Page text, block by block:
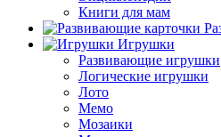
Книги для мам
Игрушки
Развивающие игрушки
Логические игрушки
Лото
Мемо
Мозаики